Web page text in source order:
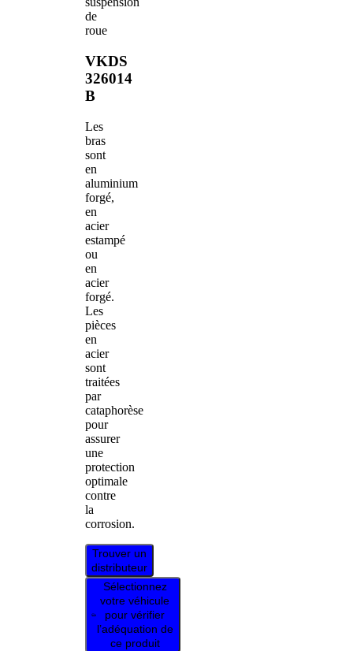
de
roue
VKDS
326014
B
Les
bras
sont
en
aluminium
forgé,
en
acier
estampé
ou
en
acier
forgé.
Les
pièces
en
acier
sont
traitées
par
cataphorèse
pour
assurer
une
protection
optimale
contre
la
corrosion.
Trouver un
distributeur
Sélectionnez
votre véhicule
pour vérifier
l’adéquation de
ce produit